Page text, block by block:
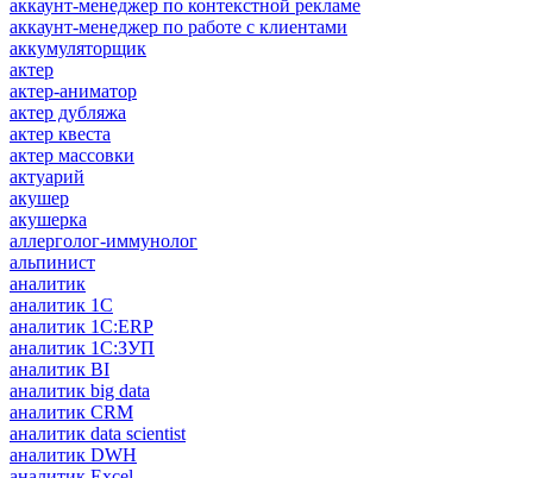
аккаунт-менеджер по контекстной рекламе
аккаунт-менеджер по работе с клиентами
аккумуляторщик
актер
актер-аниматор
актер дубляжа
актер квеста
актер массовки
актуарий
акушер
акушерка
аллерголог-иммунолог
альпинист
аналитик
аналитик 1C
аналитик 1С:ERP
аналитик 1С:ЗУП
аналитик BI
аналитик big data
аналитик CRM
аналитик data scientist
аналитик DWH